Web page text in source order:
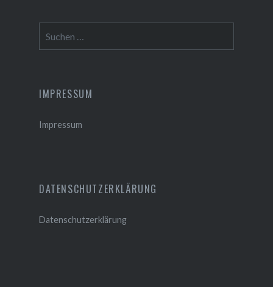
nach:
IMPRESSUM
Impressum
DATENSCHUTZERKLÄRUNG
Datenschutzerklärung